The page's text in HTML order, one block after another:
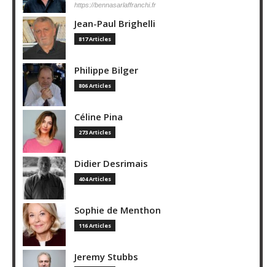
https://bennasarlaffranchi.fr
Jean-Paul Brighelli
817 Articles
Philippe Bilger
806 Articles
Céline Pina
273 Articles
Didier Desrimais
404 Articles
Sophie de Menthon
116 Articles
Jeremy Stubbs